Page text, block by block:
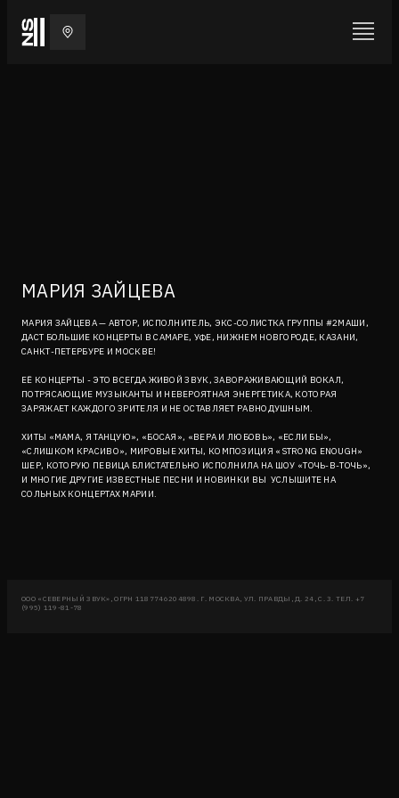
МАРИЯ ЗАЙЦЕВА
МАРИЯ ЗАЙЦЕВА — АВТОР, ИСПОЛНИТЕЛЬ, ЭКС-СОЛИСТКА ГРУППЫ #2МАШИ,
ДАСТ БОЛЬШИЕ КОНЦЕРТЫ В САМАРЕ, УФЕ, НИЖНЕМ НОВГОРОДЕ, КАЗАНИ,
САНКТ-ПЕТЕРБУРЕ И МОСКВЕ!
ЕЁ КОНЦЕРТЫ - ЭТО ВСЕГДА ЖИВОЙ ЗВУК, ЗАВОРАЖИВАЮЩИЙ ВОКАЛ,
ПОТРЯСАЮЩИЕ МУЗЫКАНТЫ И НЕВЕРОЯТНАЯ ЭНЕРГЕТИКА, КОТОРАЯ
ЗАРЯЖАЕТ КАЖДОГО ЗРИТЕЛЯ И НЕ ОСТАВЛЯЕТ РАВНОДУШНЫМ.
ХИТЫ «МАМА, Я ТАНЦУЮ», «БОСАЯ», «ВЕРА И ЛЮБОВЬ», «ЕСЛИ БЫ»,
«СЛИШКОМ КРАСИВО», МИРОВЫЕ ХИТЫ, КОМПОЗИЦИЯ «STRONG ENOUGH»
ШЕР, КОТОРУЮ ПЕВИЦА БЛИСТАТЕЛЬНО ИСПОЛНИЛА НА ШОУ «ТОЧЬ-В-ТОЧЬ»,
И МНОГИЕ ДРУГИЕ ИЗВЕСТНЫЕ ПЕСНИ И НОВИНКИ ВЫ УСЛЫШИТЕ НА
СОЛЬНЫХ КОНЦЕРТАХ МАРИИ.
ООО «СЕВЕРНЫЙ ЗВУК», ОГРН 1187746204898. Г. МОСКВА, УЛ. ПРАВДЫ, Д. 24, С. 3. ТЕЛ. +7
(995) 119-81-78